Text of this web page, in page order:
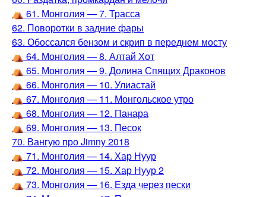
⛺️ 61. Монголия — 7. Трасса
62. Поворотки в задние фары
63. Обоссался бензом и скрип в переднем мосту
⛺️ 64. Монголия — 8. Алтай Хот
⛺️ 65. Монголия — 9. Долина Спящих Драконов
⛺️ 66. Монголия — 10. Улиастай
⛺️ 67. Монголия — 11. Монгольское утро
⛺️ 68. Монголия — 12. Панара
⛺️ 69. Монголия — 13. Песок
70. Вангую про Jimny 2018
⛺️ 71. Монголия — 14. Хар Нуур
⛺️ 72. Монголия — 15. Хар Нуур 2
⛺️ 73. Монголия — 16. Езда через пески